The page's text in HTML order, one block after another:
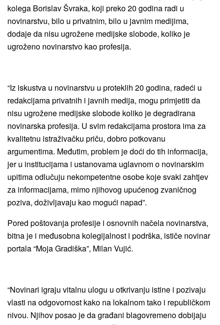
kolega Borislav Švraka, koji preko 20 godina radi u
novinarstvu, bilo u privatnim, bilo u javnim medijima,
dodaje da nisu ugrožene medijske slobode, koliko je
ugroženo novinarstvo kao profesija.
“Iz iskustva u novinarstvu u proteklih 20 godina, radeći u
redakcijama privatnih i javnih medija, mogu primjetiti da
nisu ugrožene medijske slobode koliko je degradirana
novinarska profesija. U svim redakcijama prostora ima za
kvalitetnu istraživačku priču, dobro potkovanu
argumentima. Međutim, problem je doći do tih informacija,
jer u institucijama i ustanovama uglavnom o novinarskim
upitima odlučuju nekompetentne osobe koje svaki zahtjev
za informacijama, mimo njihovog upućenog zvaničnog
poziva, doživljavaju kao mogući napad”.
Pored poštovanja profesije i osnovnih načela novinarstva,
bitna je i međusobna kolegijalnost i podrška, ističe novinar
portala “Moja Gradiška”, Milan Vujić.
“Novinari igraju vitalnu ulogu u otkrivanju istine i pozivaju
vlasti na odgovornost kako na lokalnom tako i republičkom
nivou. Njihov posao je da građani blagovremeno dobijaju